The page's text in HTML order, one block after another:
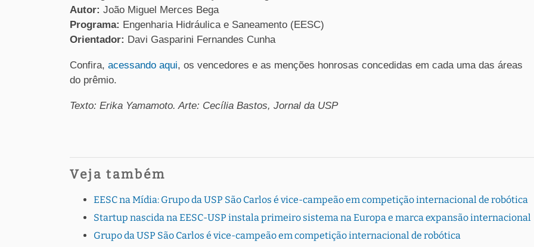
Autor: João Miguel Merces Bega
Programa: Engenharia Hidráulica e Saneamento (EESC)
Orientador: Davi Gasparini Fernandes Cunha
Confira, acessando aqui, os vencedores e as menções honrosas concedidas em cada uma das áreas
do prêmio.
Texto: Erika Yamamoto. Arte: Cecília Bastos, Jornal da USP
Veja também
EESC na Mídia: Grupo da USP São Carlos é vice-campeão em competição internacional de robótica
Startup nascida na EESC-USP instala primeiro sistema na Europa e marca expansão internacional
Grupo da USP São Carlos é vice-campeão em competição internacional de robótica